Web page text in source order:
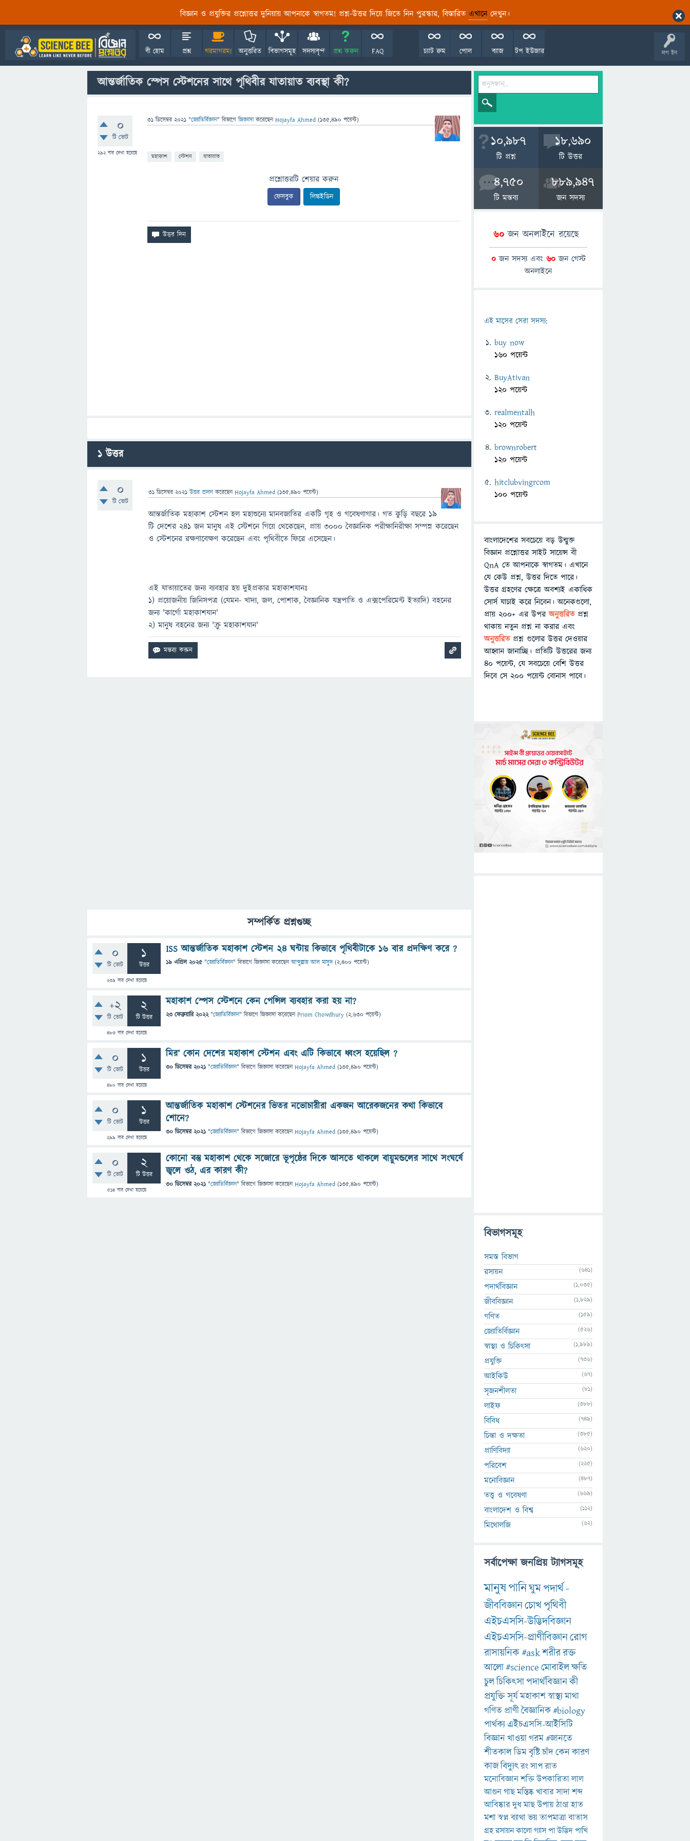
বিজ্ঞান ও প্রযুক্তির প্রশ্নোত্তর দুনিয়ায় আপনাকে স্বাগতম! প্রশ্ন-উত্তর দিয়ে জিতে নিন পুরস্কার, বিস্তারিত এখানেদেখুন।
লগ ইন
বী হোম প্রশ্ন গরমাগরম! অনুত্তরিত বিভাগসমূহ সদস্যবৃন্দ প্রশ্ন করুন FAQ টপ ইউজার
ব্যাজ
পোল
চ্যাট রুম
আন্তর্জাতিক স্পেস স্টেশনের সাথে পৃথিবীর যাতায়াত ব্যবস্থা কী?
0
টি ভোট
292বার দেখা হয়েছে
31 ডিসেম্বর 2021 "জ্যোতির্বিজ্ঞান" বিভাগে জিজ্ঞাসাকরেছেনHojayfa Ahmed (135,490 পয়েন্ট)
মহাকাশ স্টেশন যাতায়াত
প্রশ্নোত্তরটি শেয়ার করুন
ফেসবুক লিঙ্কইডিন
1উত্তর
0
টি ভোট
31 ডিসেম্বর 2021 উত্তর প্রদান করেছেনHojayfa Ahmed (135,490 পয়েন্ট)
আন্তর্জাতিক মহাকাশ স্টেশন হল মহাশুন্যে মানবজাতির একটি গৃহ ও গবেষণাগার। গত কুড়ি বছরে ১৯
টি দেশের ২৪১ জন মানুষ এই স্টেশনে গিয়ে থেকেছেন, প্রায় ৩০০০ বৈজ্ঞানিক পরীক্ষানিরীক্ষা সম্পন্ন করেছেন
ও স্টেশনের রক্ষণাবেক্ষণ করেছেন এবং পৃথিবীতে ফিরে এসেছেন।
এই যাতায়াতের জন্য ব্যবহার হয় দুইপ্রকার মহাকাশযানঃ
১) প্রয়োজনীয় জিনিসপত্র (যেমন- খাদ্য, জল, পোশাক, বৈজ্ঞানিক যন্ত্রপাতি ও এক্সপেরিমেন্ট ইত্যাদি) বহনের
জন্য 'কার্গো মহাকাশযান'
২) মানুষ বহনের জন্য 'ক্রু মহাকাশযান'
সম্পর্কিত প্রশ্নগুচ্ছ
0
টি ভোট
1
উত্তর
239 বার দেখা হয়েছে
ISS আন্তর্জাতিক মহাকাশ স্টেশন ২৪ ঘন্টায় কিভাবে পৃথিবীটাকে ১৬ বার প্রদক্ষিণ করে ?
19 এপ্রিল 2025 "জ্যোতির্বিজ্ঞান" বিভাগে জিজ্ঞাসাকরেছেনআব্দুল্লাহ আল মাসুদ (2,400 পয়েন্ট)
+2
টি ভোট
2
টি উত্তর
483বার দেখা হয়েছে
মহাকাশ স্পেস স্টেশনে কেন পেন্সিল ব্যবহার করা হয় না?
23 ফেব্রুয়ারি 2022 "জ্যোতির্বিজ্ঞান" বিভাগে জিজ্ঞাসাকরেছেনPriom Chowdhury (2,630 পয়েন্ট)
0
টি ভোট
1
উত্তর
480 বার দেখা হয়েছে
মির’ কোন দেশের মহাকাশ স্টেশন এবং এটি কিভাবে ধ্বংস হয়েছিল ?
30 ডিসেম্বর 2021 "জ্যোতির্বিজ্ঞান" বিভাগে জিজ্ঞাসাকরেছেনHojayfa Ahmed (135,490 পয়েন্ট)
0
টি ভোট
1
উত্তর
299 বার দেখা হয়েছে
আন্তর্জাতিক মহাকাশ স্টেশনের ভিতর নভোচারীরা একজন আরেকজনের কথা কিভাবে
শোনে?
30 ডিসেম্বর 2021 "জ্যোতির্বিজ্ঞান" বিভাগে জিজ্ঞাসাকরেছেনHojayfa Ahmed (135,490 পয়েন্ট)
0
টি ভোট
2
টি উত্তর
514বার দেখা হয়েছে
কোনো বস্তু মহাকাশ থেকে সজোরে ভূপৃষ্ঠের দিকে আসতে থাকলে বায়ুমন্ডলের সাথে সংঘর্ষে
জ্বলে ওঠ, এর কারণ কী?
30 ডিসেম্বর 2021 "জ্যোতির্বিজ্ঞান" বিভাগে জিজ্ঞাসাকরেছেনHojayfa Ahmed (135,490 পয়েন্ট)
10,987
টি প্রশ্ন
18,690
টি উত্তর
4,750
টি মন্তব্য
889,947
জন সদস্য
60 জন অনলাইনে রয়েছে
0জন সদস্য এবং 60জন গেস্ট
অনলাইনে
এই মাসের সেরা সদস্য:
buy now
160 পয়েন্ট
BuyAtivan
120 পয়েন্ট
realmentalh
120 পয়েন্ট
brownrobert
120 পয়েন্ট
hitclubvingrcom
100 পয়েন্ট
বাংলাদেশের সবচেয়ে বড় উন্মুক্ত
বিজ্ঞান প্রশ্নোত্তর সাইট সায়েন্স বী
QnA তে আপনাকে স্বাগতম। এখানে
যে কেউ প্রশ্ন, উত্তর দিতে পারে।
উত্তর গ্রহণের ক্ষেত্রে অবশ্যই একাধিক
সোর্স যাচাই করে নিবেন। অনেকগুলো,
প্রায় ২০০+ এর উপরঅনুত্তরিতপ্রশ্ন
থাকায় নতুন প্রশ্ন না করার এবং
অনুত্তরিত প্রশ্ন গুলোর উত্তর দেওয়ার
আহ্বান জানাচ্ছি। প্রতিটি উত্তরের জন্য
৪০ পয়েন্ট, যে সবচেয়ে বেশি উত্তর
দিবে সে ২০০ পয়েন্ট বোনাস পাবে।
বিভাগসমূহ
সমস্ত বিভাগ
রসায়ন
(641)
পদার্থবিজ্ঞান (1,035)
জীববিজ্ঞান (1,829)
গণিত (159)
জ্যোতির্বিজ্ঞান (526)
স্বাস্থ্য ও চিকিৎসা (1,989)
প্রযুক্তি (736)
আইকিউ (67)
সৃজনশীলতা (81)
লাইফ (388)
বিবিধ (749)
চিন্তা ও দক্ষতা (385)
প্রাণিবিদ্যা (620)
পরিবেশ (225)
মনোবিজ্ঞান (487)
তত্ত্ব ও গবেষণা (669)
বাংলাদেশ ও বিশ্ব (112)
মিথোলজি (62)
সর্বাপেক্ষা জনপ্রিয় ট্যাগসমূহ
মানুষপানিঘুমপদার্থ-
জীববিজ্ঞানচোখপৃথিবী
এইচএসসি-উদ্ভিদবিজ্ঞান
এইচএসসি-প্রাণীবিজ্ঞানরোগ
রাসায়নিক#askশরীররক্ত
আলো#scienceমোবাইলক্ষতি
চুলচিকিৎসাপদার্থবিজ্ঞানকী
প্রযুক্তিসূর্যমহাকাশস্বাস্থ্যমাথা
গণিত প্রাণীবৈজ্ঞানিক#biology
পার্থক্য এইচএসসি-আইসিটি
বিজ্ঞানখাওয়াগরম#জানতে
শীতকালডিমবৃষ্টিচাঁদকেনকারণ
কাজবিদ্যুৎরংসাপরাত
মনোবিজ্ঞানশক্তিউপকারিতালাল
আগুনগাছমস্তিষ্কখাবারসাদাশব্দ
আবিষ্কারদুধমাছউপায়ঠাণ্ডাহাত
মশাস্বপ্নব্যাথাভয়তাপমাত্রাবাতাস
গ্রহরসায়নকালোগ্যাসপাউদ্ভিদপাখি